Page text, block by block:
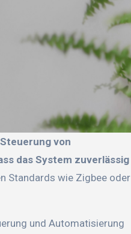
das System zuverlässig
Standards wie Zigbee oder
und Automatisierung